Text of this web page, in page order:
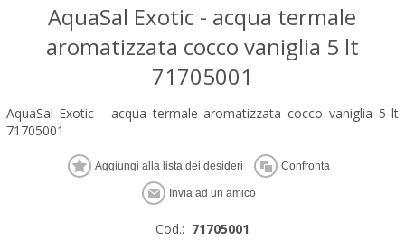
AquaSal Exotic - acqua termale
aromatizzata cocco vaniglia 5 lt
71705001
AquaSal Exotic - acqua termale aromatizzata cocco vaniglia 5 lt
71705001
Cod.: 71705001